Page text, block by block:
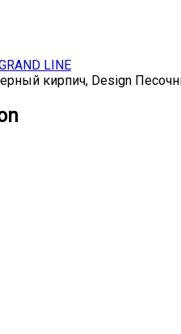
LINE
кирпич, Design